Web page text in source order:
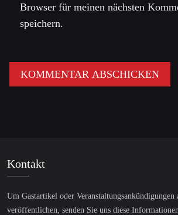
Browser für meinen nächsten
speichern.
Kontakt
Um Gastartikel oder
veröffentlichen, senden Sie uns diese